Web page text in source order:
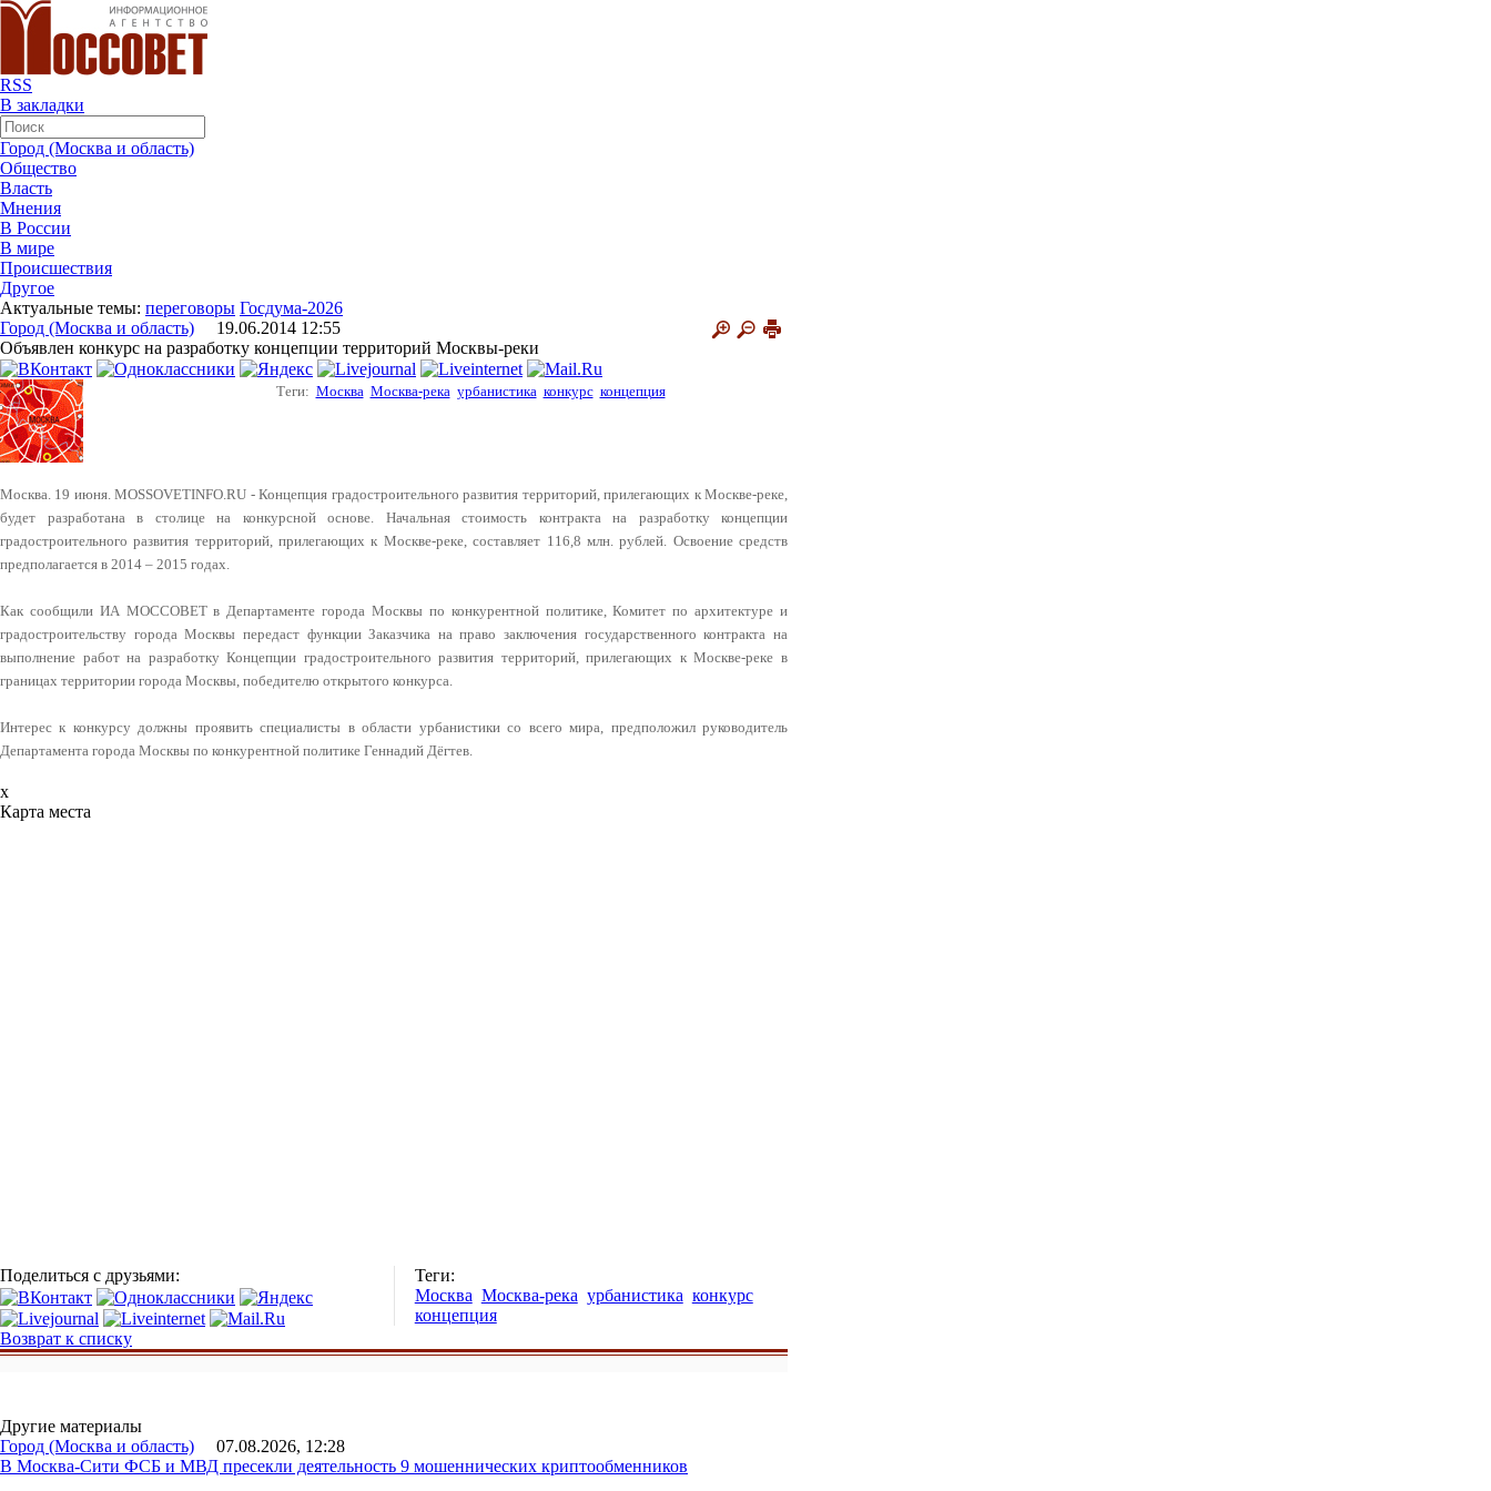
RSS
В закладки
Город (Москва и область)
Общество
Власть
Мнения
В России
В мире
Происшествия
Другое
Актуальные темы: переговоры Госдума-2026
Город (Москва и область) 19.06.2014 12:55
Объявлен конкурс на разработку концепции территорий Москвы-реки
Теги: Москва Москва-река урбанистика конкурс концепция
Москва. 19 июня. MOSSOVETINFO.RU - Концепция градостроительного развития территорий, прилегающих к Москве-реке,
будет разработана в столице на конкурсной основе. Начальная стоимость контракта на разработку концепции
градостроительного развития территорий, прилегающих к Москве-реке, составляет 116,8 млн. рублей. Освоение средств
предполагается в 2014 – 2015 годах.
Как сообщили ИА МОССОВЕТ в Департаменте города Москвы по конкурентной политике, Комитет по архитектуре и
градостроительству города Москвы передаст функции Заказчика на право заключения государственного контракта на
выполнение работ на разработку Концепции градостроительного развития территорий, прилегающих к Москве-реке в
границах территории города Москвы, победителю открытого конкурса.
Интерес к конкурсу должны проявить специалисты в области урбанистики со всего мира, предположил руководитель
Департамента города Москвы по конкурентной политике Геннадий Дёгтев.
x
Карта места
Поделиться с друзьями:
Теги:
Москва Москва-река урбанистика конкурс
концепция
Возврат к списку
Другие материалы
Город (Москва и область) 07.08.2026, 12:28
В Москва-Сити ФСБ и МВД пресекли деятельность 9 мошеннических криптообменников